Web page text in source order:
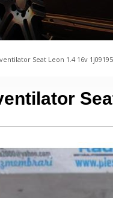
Seat Leon 1.4 16v